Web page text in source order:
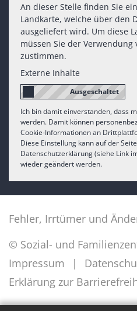
An dieser Stelle finden Sie
Landkarte, welche über den
ausgeliefert wird. Um diese
müssen Sie der
zustimmen.
Externe Inhalte
Ich bin damit einverstanden, dass
werden. Damit können
Cookie-Informationen an
Diese Einstellung kann auf der
Datenschutzerklärung (siehe Link
wieder geändert werden.
Fehler, Irrtümer und
© Sozial- und
Impressum
Erklärung zur